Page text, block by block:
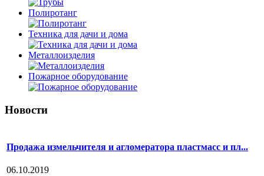
Полиротанг
Техника для дачи и дома
Металлоизделия
Пожарное оборудование
Новости
Продажа измельчителя и агломератора пластмасс и пл...
06.10.2019